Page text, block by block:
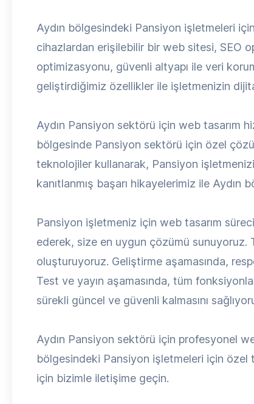
Aydın bölgesindeki Pansiyon işletmeleri
cihazlardan erişilebilir bir web sitesi, SEO
optimizasyonu, güvenli altyapı ile veri
geliştirdiğimiz özellikler ile işletmenizin
Aydın Pansiyon sektörü için web tasarım
bölgesinde Pansiyon sektörü için özel
teknolojiler kullanarak, Pansiyon
kanıtlanmış başarı hikayelerimiz ile
Pansiyon işletmeniz için web tasarım
ederek, size en uygun çözümü sunuyoruz.
oluşturuyoruz. Geliştirme aşamasında,
Test ve yayın aşamasında, tüm
sürekli güncel ve güvenli kalmasını
Aydın Pansiyon sektörü için profesyonel
bölgesindeki Pansiyon işletmeleri için özel
için bizimle iletişime geçin.